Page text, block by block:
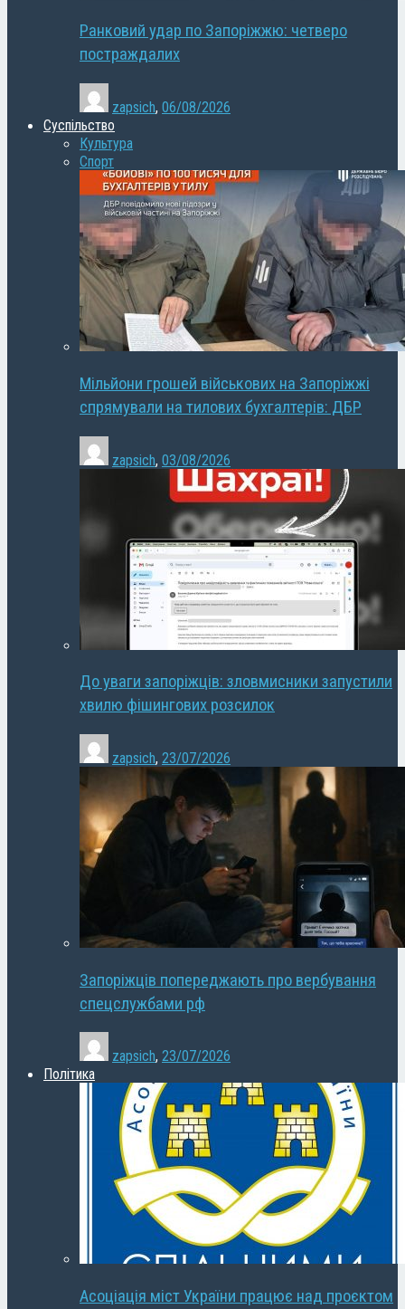
Ранковий удар по Запоріжжю: четверо
постраждалих
zapsich, 06/08/2026
Суспільство
Культура
Спорт
Мільйони грошей військових на Запоріжжі
спрямували на тилових бухгалтерів: ДБР
zapsich, 03/08/2026
До уваги запоріжців: зловмисники запустили
хвилю фішингових розсилок
zapsich, 23/07/2026
Запоріжців попереджають про вербування
спецслужбами рф
zapsich, 23/07/2026
Політика
Асоціація міст України працює над проєктом